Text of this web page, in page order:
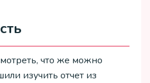
что же можно
изучить отчет из